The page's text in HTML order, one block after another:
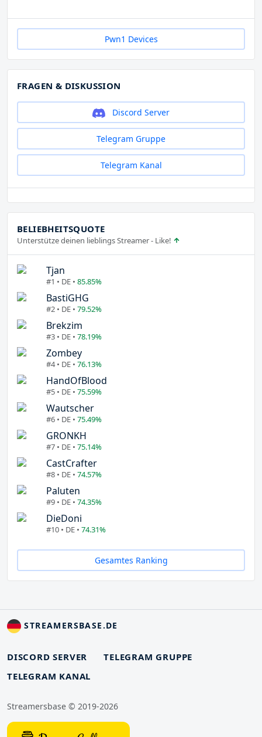
Pwn1 Devices
FRAGEN & DISKUSSION
Discord Server
Telegram Gruppe
Telegram Kanal
BELIEBHEITSQUOTE
Unterstütze deinen lieblings Streamer - Like!
Tjan
#1 • DE • 85.85%
BastiGHG
#2 • DE • 79.52%
Brekzim
#3 • DE • 78.19%
Zombey
#4 • DE • 76.13%
HandOfBlood
#5 • DE • 75.59%
Wautscher
#6 • DE • 75.49%
GRONKH
#7 • DE • 75.14%
CastCrafter
#8 • DE • 74.57%
Paluten
#9 • DE • 74.35%
DieDoni
#10 • DE • 74.31%
Gesamtes Ranking
STREAMERSBASE.DE
DISCORD SERVER
TELEGRAM GRUPPE
TELEGRAM KANAL
Streamersbase © 2019-2026